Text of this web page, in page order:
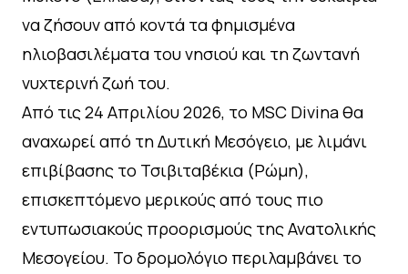
να ζήσουν από κοντά τα φημισμένα
ηλιοβασιλέματα του νησιού και τη ζωντανή
νυχτερινή ζωή του.
Από τις 24 Απριλίου 2026, το MSC Divina θα
αναχωρεί από τη Δυτική Μεσόγειο, με λιμάνι
επιβίβασης το Τσιβιταβέκια (Ρώμη),
επισκεπτόμενο μερικούς από τους πιο
εντυπωσιακούς προορισμούς της Ανατολικής
Μεσογείου. Το δρομολόγιο περιλαμβάνει το